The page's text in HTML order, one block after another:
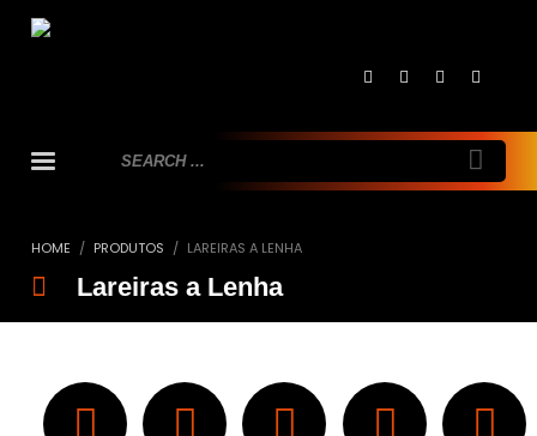
HOME PRODUTOS LAREIRAS A LENHA
Lareiras a Lenha